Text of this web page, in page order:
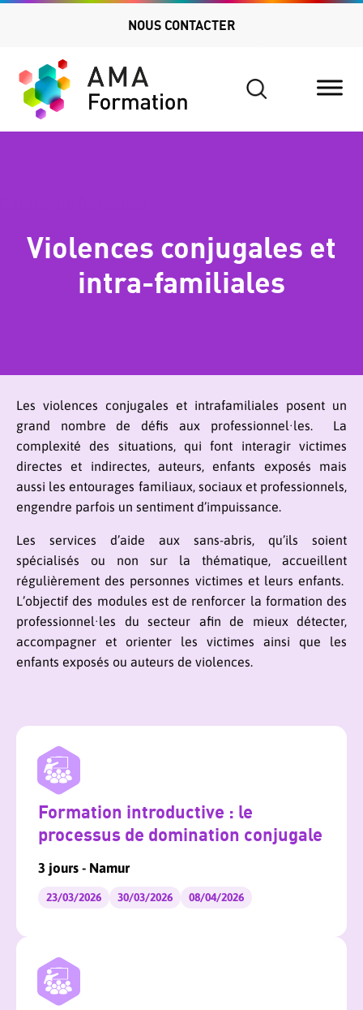
NOUS CONTACTER
Search
Violences conjugales et
intra-familiales
Les violences conjugales et intrafamiliales posent un
grand nombre de défis aux professionnel∙les. La
complexité des situations, qui font interagir victimes
directes et indirectes, auteurs, enfants exposés mais
aussi les entourages familiaux, sociaux et professionnels,
engendre parfois un sentiment d’impuissance.
Les services d’aide aux sans-abris, qu’ils soient
spécialisés ou non sur la thématique, accueillent
régulièrement des personnes victimes et leurs enfants.
L’objectif des modules est de renforcer la formation des
professionnel∙les du secteur afin de mieux détecter,
accompagner et orienter les victimes ainsi que les
enfants exposés ou auteurs de violences.
Formation introductive : le
processus de domination conjugale
3 jours - Namur
23/03/2026 30/03/2026 08/04/2026